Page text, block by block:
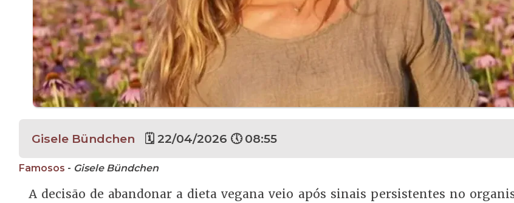
Gisele Bündchen 🗓 22/04/2026 🕔 08:55
Famosos - Gisele Bündchen
A decisão de abandonar a dieta vegana veio após sinais persistentes no